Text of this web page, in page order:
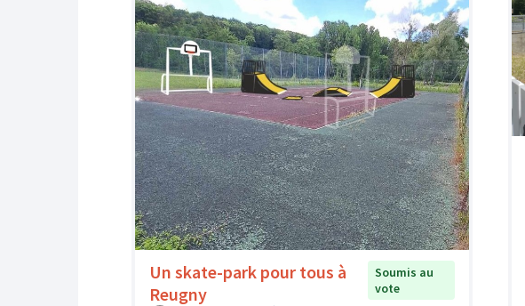
Un skate-park pour tous à
Reugny
Soumis au
vote